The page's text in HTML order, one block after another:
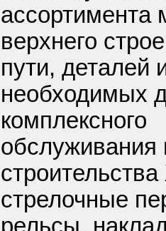
ассортимента
верхнего
пути, деталей
необходимых
комплексного
обслуживания
стрелочные